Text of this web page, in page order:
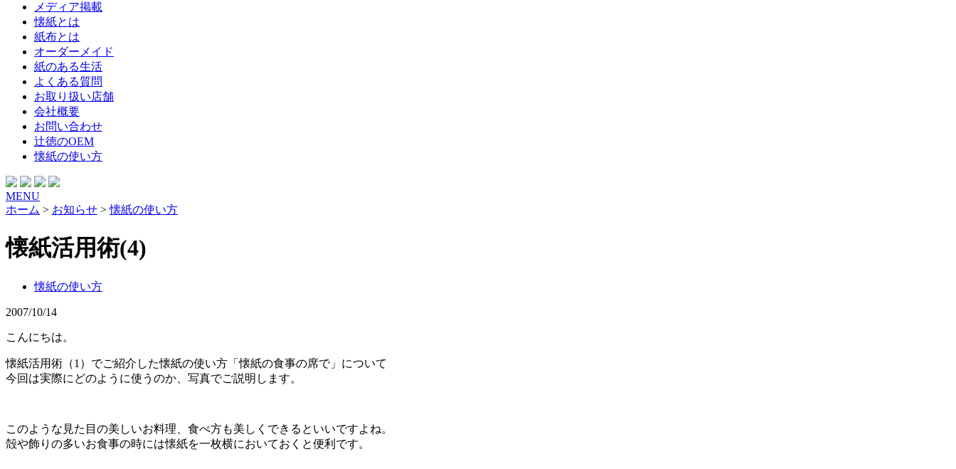
メディア掲載
懐紙とは
紙布とは
オーダーメイド
紙のある生活
よくある質問
お取り扱い店舗
会社概要
お問い合わせ
辻徳のOEM
懐紙の使い方
MENU
ホーム > お知らせ >懐紙の使い方
懐紙活用術(4)
懐紙の使い方
2007/10/14
こんにちは。
懐紙活用術（1）でご紹介した懐紙の使い方「懐紙の食事の席で」について
今回は実際にどのように使うのか、写真でご説明します。
このような見た目の美しいお料理、食べ方も美しくできるといいですよね。
殻や飾りの多いお食事の時には懐紙を一枚横においておくと便利です。